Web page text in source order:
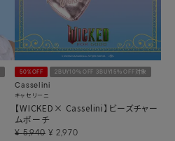
50%OFF 2BUY10％OFF 3BUY15％OFF対象
Casselini
キャセリーニ
【WICKED× Casselini】ビーズチャー
ムポーチ
¥ 5,940 ¥ 2,970